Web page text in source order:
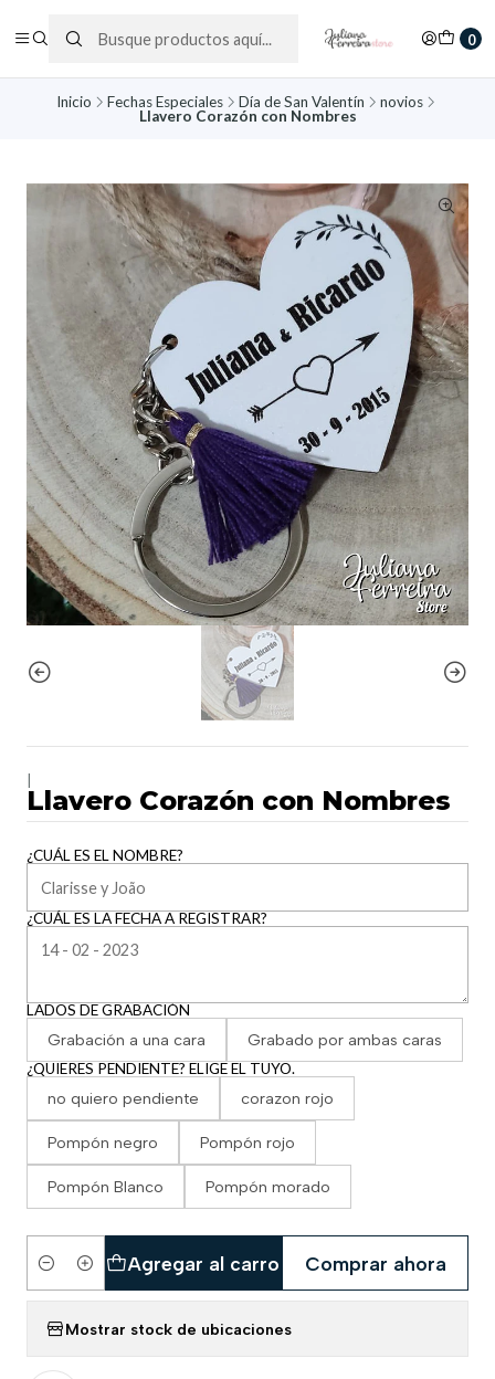
0
Inicio Fechas Especiales Día de San Valentín
novios
Llavero Corazón con Nombres
Llavero Corazón con Nombres
¿CUÁL ES EL NOMBRE?
¿CUÁL ES LA FECHA A REGISTRAR?
LADOS DE GRABACIÓN
Grabación a una cara Grabado por ambas caras
¿QUIERES PENDIENTE? ELIGE EL TUYO.
no quiero pendiente corazon rojo
Pompón negro Pompón rojo
Pompón Blanco Pompón morado
Cantidad
Agregar al carro Comprar ahora
Mostrar stock de ubicaciones